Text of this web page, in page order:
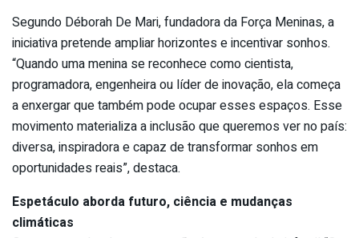
Segundo Déborah De Mari, fundadora da Força Meninas, a
iniciativa pretende ampliar horizontes e incentivar sonhos.
“Quando uma menina se reconhece como cientista,
programadora, engenheira ou líder de inovação, ela começa
a enxergar que também pode ocupar esses espaços. Esse
movimento materializa a inclusão que queremos ver no país:
diversa, inspiradora e capaz de transformar sonhos em
oportunidades reais”, destaca.
Espetáculo aborda futuro, ciência e mudanças
climáticas